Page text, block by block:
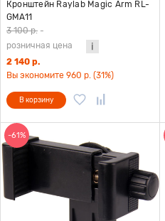
Кронштейн Raylab Magic Arm RL-
GMA11
3 100 р. -
розничная цена
2 140 р.
Вы экономите 960 р. (31%)
В корзину
-61%